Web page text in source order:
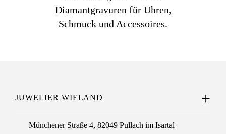
Diamantgravuren für Uhren,
Schmuck und Accessoires.
JUWELIER WIELAND
Münchener Straße 4, 82049 Pullach im Isartal